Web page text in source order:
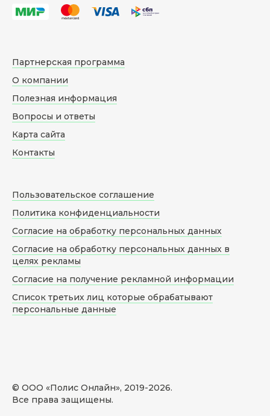
© ООО «Полис Онлайн», 2019-2026.
Все права защищены.
Партнерская программа
О компании
Полезная информация
Вопросы и ответы
Карта сайта
Контакты
Пользовательское соглашение
Политика конфиденциальности
Согласие на обработку персональных данных
Согласие на обработку персональных данных в
целях рекламы
Согласие на получение рекламной информации
Список третьих лиц которые обрабатывают
персональные данные